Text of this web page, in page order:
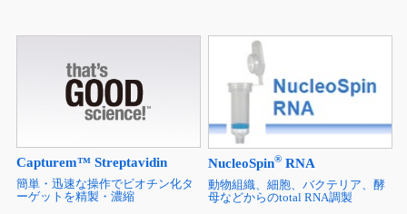
Capturem™ Streptavidin
簡単・迅速な操作でビオチン化タ
ーゲットを精製・濃縮
NucleoSpin® RNA
動物組織、細胞、バクテリア、酵
母などからのtotal RNA調製